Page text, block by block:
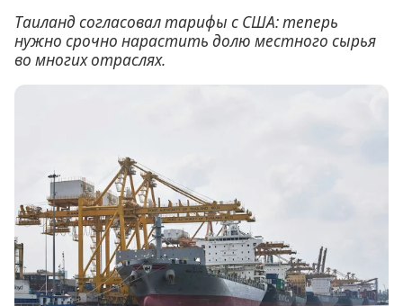
Таиланд согласовал тарифы с США: теперь
нужно срочно нарастить долю местного сырья
во многих отраслях.